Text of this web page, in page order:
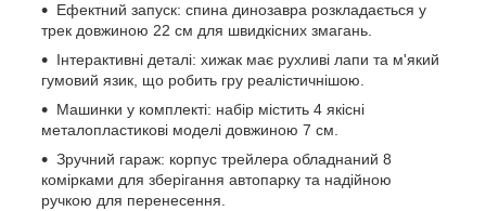
Ефектний запуск: спина динозавра розкладається у
трек довжиною 22 см для швидкісних змагань.
Інтерактивні деталі: хижак має рухливі лапи та м'який
гумовий язик, що робить гру реалістичнішою.
Машинки у комплекті: набір містить 4 якісні
металопластикові моделі довжиною 7 см.
Зручний гараж: корпус трейлера обладнаний 8
комірками для зберігання автопарку та надійною
ручкою для перенесення.